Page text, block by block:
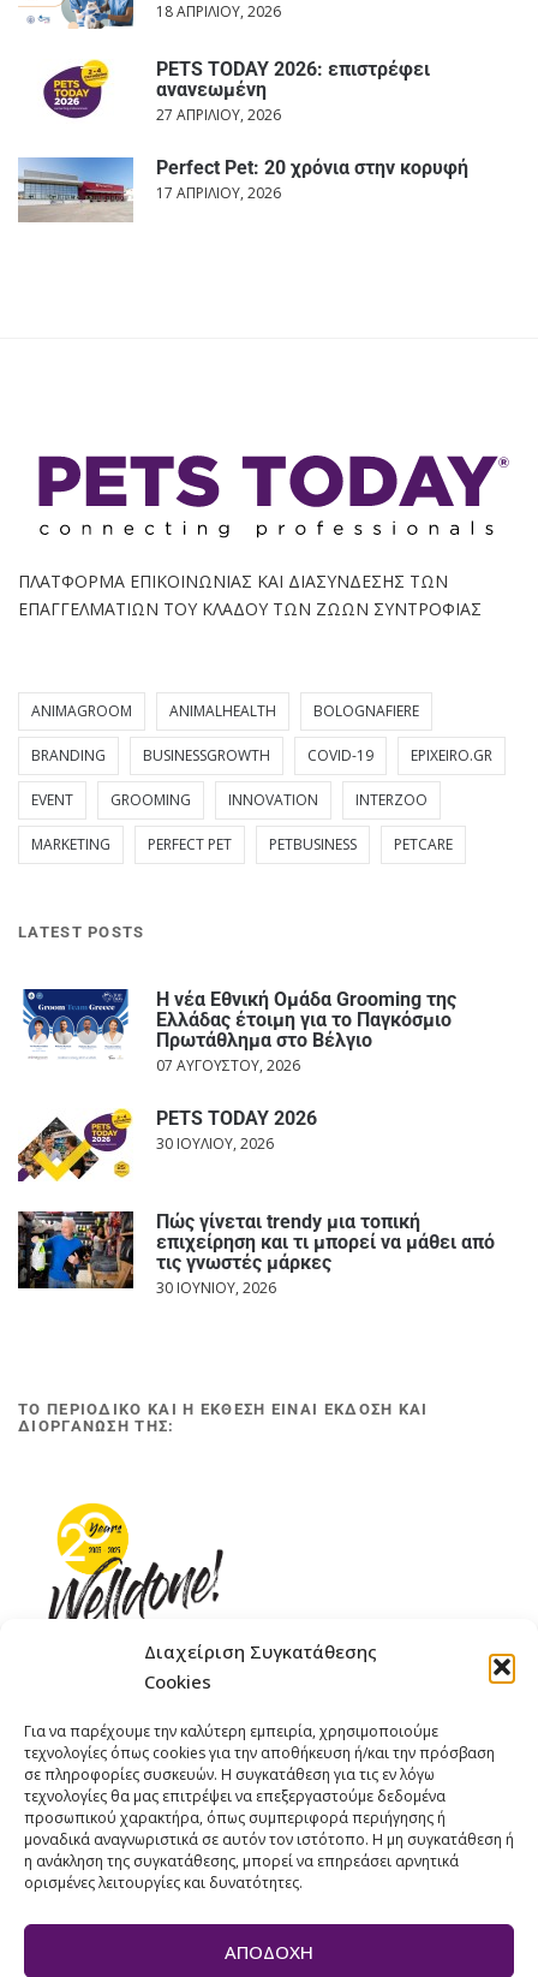
Διαχείριση Συγκατάθεσης
Cookies
Για να παρέχουμε την καλύτερη εμπειρία, χρησιμοποιούμε
τεχνολογίες όπως cookies για την αποθήκευση ή/και την πρόσβαση
σε πληροφορίες συσκευών. Η συγκατάθεση για τις εν λόγω
τεχνολογίες θα μας επιτρέψει να επεξεργαστούμε δεδομένα
προσωπικού χαρακτήρα, όπως συμπεριφορά περιήγησης ή
μοναδικά αναγνωριστικά σε αυτόν τον ιστότοπο. Η μη συγκατάθεση ή
η ανάκληση της συγκατάθεσης, μπορεί να επηρεάσει αρνητικά
ορισμένες λειτουργίες και δυνατότητες.
ΑΠΟΔΟΧΉ
18 ΑΠΡΙΛΊΟΥ, 2026
PETS TODAY 2026: επιστρέφει
ανανεωμένη
27 ΑΠΡΙΛΊΟΥ, 2026
Perfect Pet: 20 χρόνια στην κορυφή
17 ΑΠΡΙΛΊΟΥ, 2026
ΠΛΑΤΦΟΡΜΑ ΕΠΙΚΟΙΝΩΝΙΑΣ ΚΑΙ ΔΙΑΣΥΝΔΕΣΗΣ ΤΩΝ
ΕΠΑΓΓΕΛΜΑΤΙΩΝ ΤΟΥ ΚΛΑΔΟΥ ΤΩΝ ΖΩΩΝ ΣΥΝΤΡΟΦΙΑΣ
ANIMAGROOM ANIMALHEALTH BOLOGNAFIERE
BRANDING BUSINESSGROWTH COVID-19 EPIXEIRO.GR
EVENT GROOMING INNOVATION INTERZOO
MARKETING PERFECT PET PETBUSINESS PETCARE
LATEST POSTS
Η νέα Εθνική Ομάδα Grooming της
Ελλάδας έτοιμη για το Παγκόσμιο
Πρωτάθλημα στο Βέλγιο
07 ΑΥΓΟΎΣΤΟΥ, 2026
PETS TODAY 2026
30 ΙΟΥΛΊΟΥ, 2026
Πώς γίνεται trendy μια τοπική
επιχείρηση και τι μπορεί να μάθει από
τις γνωστές μάρκες
30 ΙΟΥΝΊΟΥ, 2026
ΤΟ ΠΕΡΙΟΔΙΚΟ ΚΑΙ Η ΕΚΘΕΣΗ ΕΙΝΑΙ ΕΚΔΟΣΗ ΚΑΙ
ΔΙΟΡΓΑΝΩΣΗ ΤΗΣ:
ΤΗΛΕΦΩΝΟ: +30 211 4021758
ΚΙΝΗΤΟ: +306977 440377
EMAIL : info@welldone.com.gr